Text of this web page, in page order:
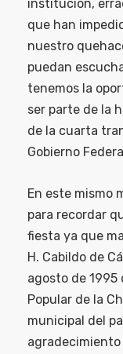
institución,
que han
nuestro
puedan
tenemos la
ser parte de la
de la cuarta
Gobierno
En este mismo
para recordar
fiesta ya que
H. Cabildo de
agosto de 1995
Popular de la
municipal del
agradecimiento